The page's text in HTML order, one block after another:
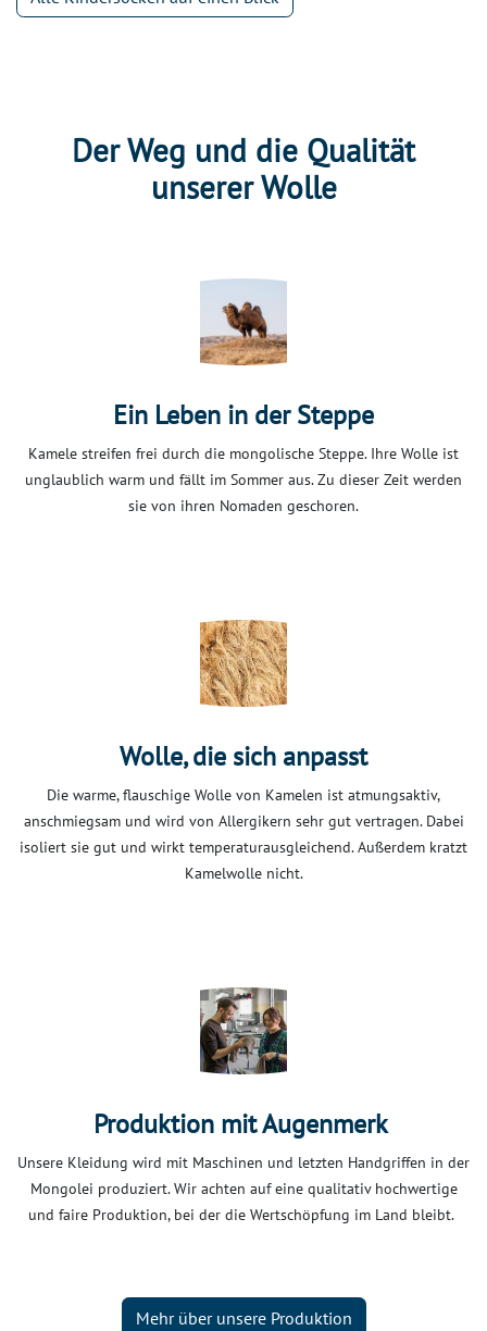
Der Weg und die Qualität
unserer Wolle
Ein Leben in der Steppe
Kamele streifen frei durch die mongolische Steppe. Ihre Wolle ist
unglaublich warm und fällt im Sommer aus. Zu dieser Zeit werden
sie von ihren Nomaden geschoren.
Wolle, die sich anpasst
Die warme, flauschige Wolle von Kamelen ist atmungsaktiv,
anschmiegsam und wird von Allergikern sehr gut vertragen. Dabei
isoliert sie gut und wirkt temperaturausgleichend. Außerdem kratzt
Kamelwolle nicht.
Produktion mit Augenmerk
Unsere Kleidung wird mit Maschinen und letzten Handgriffen in der
Mongolei produziert. Wir achten auf eine qualitativ hochwertige
und faire Produktion, bei der die Wertschöpfung im Land bleibt.
Mehr über unsere Produktion